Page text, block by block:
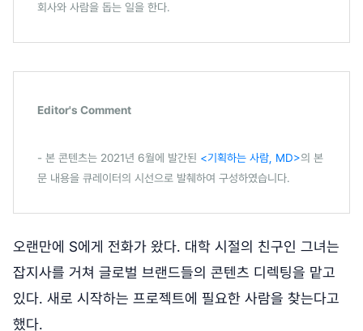
회사와 사람을 돕는 일을 한다.
Editor's Comment
- 본 콘텐츠는 2021년 6월에 발간된 <기획하는 사람, MD>의 본
문 내용을 큐레이터의 시선으로 발췌하여 구성하였습니다.
오랜만에 S에게 전화가 왔다. 대학 시절의 친구인 그녀는
잡지사를 거쳐 글로벌 브랜드들의 콘텐츠 디렉팅을 맡고
있다. 새로 시작하는 프로젝트에 필요한 사람을 찾는다고
했다.